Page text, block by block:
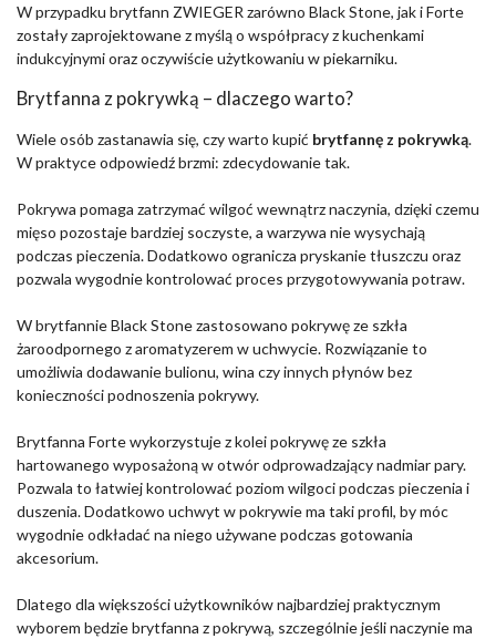
W przypadku brytfann ZWIEGER zarówno Black Stone, jak i Forte
zostały zaprojektowane z myślą o współpracy z kuchenkami
indukcyjnymi oraz oczywiście użytkowaniu w piekarniku.
Brytfanna z pokrywką – dlaczego warto?
Wiele osób zastanawia się, czy warto kupić brytfannę z pokrywką.
W praktyce odpowiedź brzmi: zdecydowanie tak.
Pokrywa pomaga zatrzymać wilgoć wewnątrz naczynia, dzięki czemu
mięso pozostaje bardziej soczyste, a warzywa nie wysychają
podczas pieczenia. Dodatkowo ogranicza pryskanie tłuszczu oraz
pozwala wygodnie kontrolować proces przygotowywania potraw.
W brytfannie Black Stone zastosowano pokrywę ze szkła
żaroodpornego z aromatyzerem w uchwycie. Rozwiązanie to
umożliwia dodawanie bulionu, wina czy innych płynów bez
konieczności podnoszenia pokrywy.
Brytfanna Forte wykorzystuje z kolei pokrywę ze szkła
hartowanego wyposażoną w otwór odprowadzający nadmiar pary.
Pozwala to łatwiej kontrolować poziom wilgoci podczas pieczenia i
duszenia. Dodatkowo uchwyt w pokrywie ma taki profil, by móc
wygodnie odkładać na niego używane podczas gotowania
akcesorium.
Dlatego dla większości użytkowników najbardziej praktycznym
wyborem będzie brytfanna z pokrywą, szczególnie jeśli naczynie ma